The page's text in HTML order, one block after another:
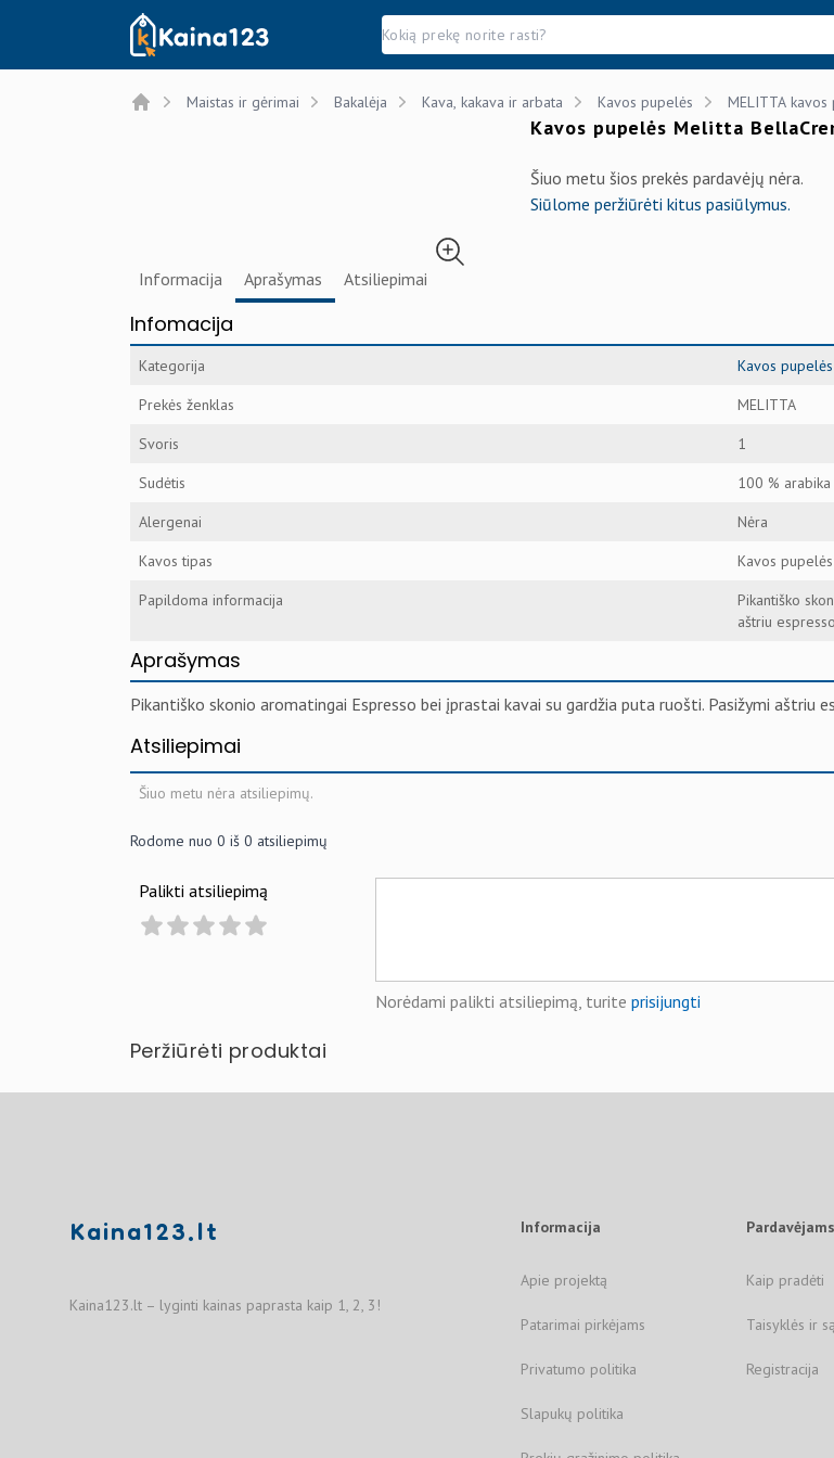
Kaina123.lt
Maistas ir gėrimai Bakalėja Kava, kakava ir arbata Kavos pupelės MELITTA kavos
Kavos pupelės Melitta
Šiuo metu šios prekės pardavėjų nėra.
Siūlome peržiūrėti kitus pasiūlymus.
Informacija Aprašymas Atsiliepimai
Infomacija
Kategorija
Kavos pupelės
Prekės ženklas
MELITTA
Svoris
1
Sudėtis
100 % arabika
Alergenai
Nėra
Kavos tipas
Kavos pupelės
Papildoma informacija
Pikantiško
aštriu
Aprašymas
Pikantiško skonio aromatingai Espresso bei įprastai kavai su gardžia puta ruošti. Pasižymi aštriu
Atsiliepimai
Šiuo metu nėra atsiliepimų.
Rodome nuo 0 iš 0 atsiliepimų
Palikti atsiliepimą
Norėdami palikti atsiliepimą, turite prisijungti
Peržiūrėti produktai
Kaina123.lt
Kaina123.lt – lyginti kainas paprasta kaip 1, 2, 3!
Informacija
Apie projektą
Patarimai pirkėjams
Privatumo politika
Slapukų politika
Pardavėjams
Kaip pradėti
Taisyklės ir
Registracija